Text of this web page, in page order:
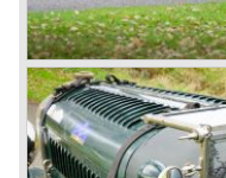
4.5 Litre
Next came the
the year 1927. The 4.5
cylinder and two spark
these cars were given
and only nine short